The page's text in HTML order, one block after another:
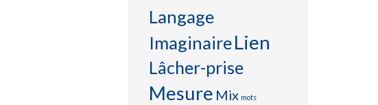
Langage
ImaginaireLien
Lâcher-prise
Mesure Mix mots